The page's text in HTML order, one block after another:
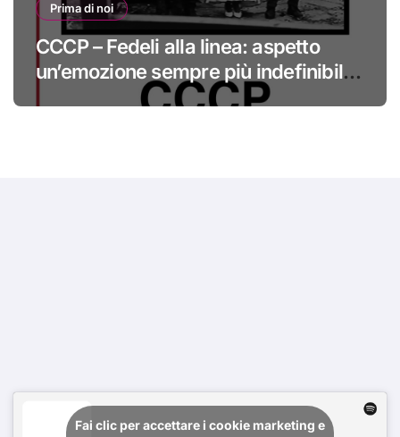
Prima di noi
CCCP – Fedeli alla linea: aspetto
un’emozione sempre più indefinibile
#primadinoi
Fai clic per accettare i cookie marketing e